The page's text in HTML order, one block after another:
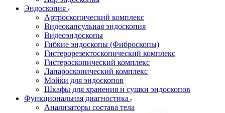
Эндоскопия
Артроскопический комплекс
Видеокапсульная эндоскопия
Видеоэндоскопы
Гибкие эндоскопы (Фиброcкопы)
Гистерорезектоскопический комплекс
Гистероскопический комплекс
Лапароскопический комплекс
Мойки для эндоскопов
Шкафы для хранения и сушки эндоскопов
Функциональная диагностика
Анализаторы состава тела